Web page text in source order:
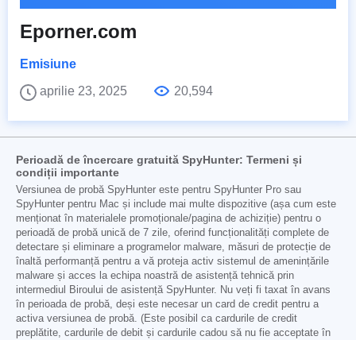
Eporner.com
Emisiune
aprilie 23, 2025
20,594
Perioadă de încercare gratuită SpyHunter: Termeni și
condiții importante
Versiunea de probă SpyHunter este pentru SpyHunter Pro sau
SpyHunter pentru Mac și include mai multe dispozitive (așa cum este
menționat în materialele promoționale/pagina de achiziție) pentru o
perioadă de probă unică de 7 zile, oferind funcționalități complete de
detectare și eliminare a programelor malware, măsuri de protecție de
înaltă performanță pentru a vă proteja activ sistemul de amenințările
malware și acces la echipa noastră de asistență tehnică prin
intermediul Biroului de asistență SpyHunter. Nu veți fi taxat în avans
în perioada de probă, deși este necesar un card de credit pentru a
activa versiunea de probă. (Este posibil ca cardurile de credit
preplătite, cardurile de debit și cardurile cadou să nu fie acceptate în